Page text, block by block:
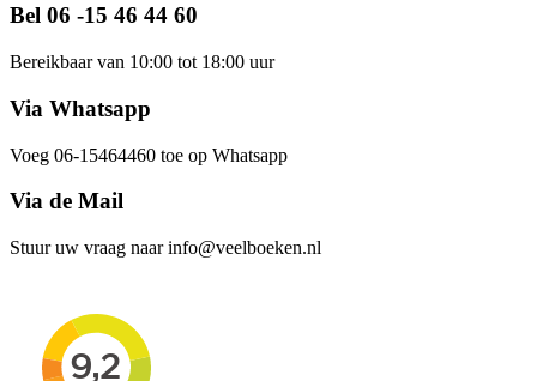
Bel 06 -15 46 44 60
Bereikbaar van 10:00 tot 18:00 uur
Via Whatsapp
Voeg 06-15464460 toe op Whatsapp
Via de Mail
Stuur uw vraag naar info@veelboeken.nl